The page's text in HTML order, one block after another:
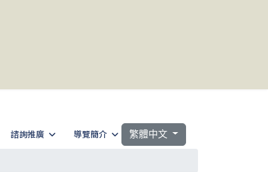
諮詢推廣 導覽簡介 選擇你的語言
繁體中文